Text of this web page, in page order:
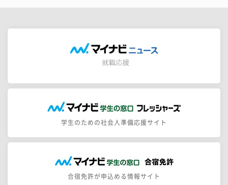
学生のための社会人準備応援サイト
合宿免許が申込める情報サイト